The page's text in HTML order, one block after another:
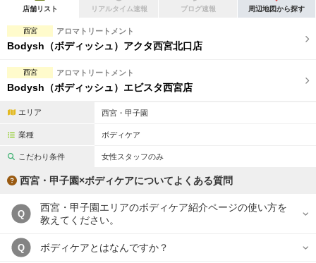
初回割引あり リピーター割引あり
団体割引
2名様歓迎 団体様歓迎
完全個室
フットバスあり 岩盤浴あり
専用駐車場あり 有資格者在籍
スタッフ指名可
店舗リスト リアルタイム速報 ブログ速報 周辺地図から探す
西宮 アロマトリートメント
Bodysh（ボディッシュ）アクタ西宮北口店
西宮 アロマトリートメント
Bodysh（ボディッシュ）エビスタ西宮店
エリア 西宮・甲子園
業種 ボディケア
こだわり条件 女性スタッフのみ
西宮・甲子園×ボディケアについてよくある質問
Q
西宮・甲子園エリアのボディケア紹介ページの使い方を
教えてください。
Q ボディケアとはなんですか？